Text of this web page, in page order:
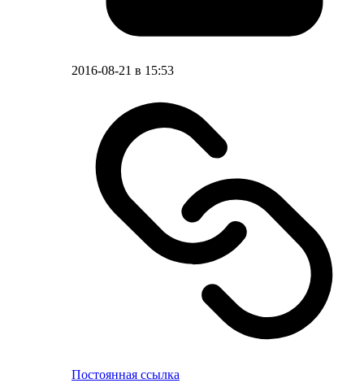
2016-08-21 в 15:53
Постоянная ссылка